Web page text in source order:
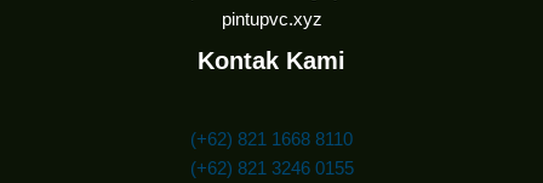
pintupvc.xyz
Kontak Kami
(+62) 821 1668 8110
(+62) 821 3246 0155